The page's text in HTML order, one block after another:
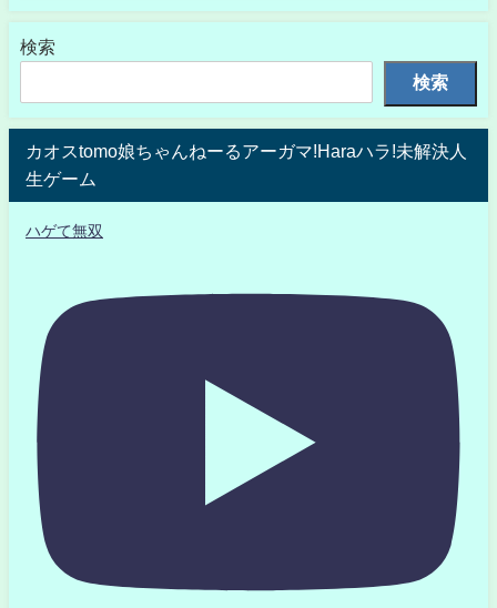
検索
検索
カオスtomo娘ちゃんねーるアーガマ!Haraハラ!未解決人
生ゲーム
ハゲて無双